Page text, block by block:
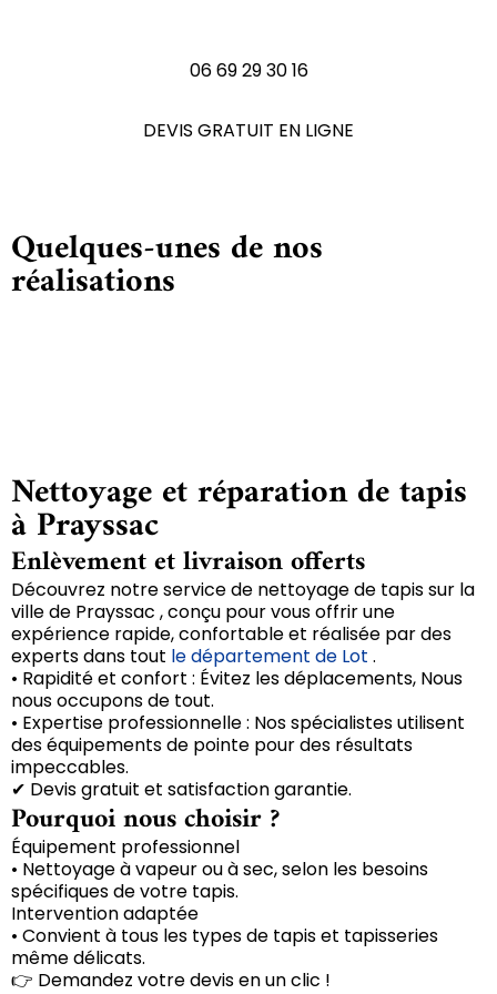
06 69 29 30 16
DEVIS GRATUIT EN LIGNE
Quelques-unes de nos
réalisations
Nettoyage et réparation de tapis
à Prayssac
Enlèvement et livraison offerts
Découvrez notre service de nettoyage de tapis sur la
ville de Prayssac , conçu pour vous offrir une
expérience rapide, confortable et réalisée par des
experts dans tout le département de Lot .
• Rapidité et confort : Évitez les déplacements, Nous
nous occupons de tout.
• Expertise professionnelle : Nos spécialistes utilisent
des équipements de pointe pour des résultats
impeccables.
✔ Devis gratuit et satisfaction garantie.
Pourquoi nous choisir ?
Équipement professionnel
• Nettoyage à vapeur ou à sec, selon les besoins
spécifiques de votre tapis.
Intervention adaptée
• Convient à tous les types de tapis et tapisseries
même délicats.
👉 Demandez votre devis en un clic !